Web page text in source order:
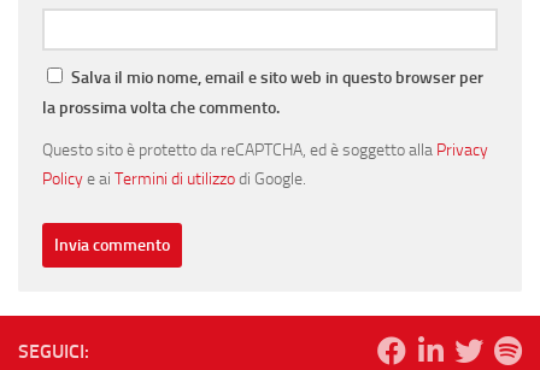
Salva il mio nome, email e sito web in questo browser per
la prossima volta che commento.
Questo sito è protetto da reCAPTCHA, ed è soggetto alla Privacy
Policye ai Termini di utilizzodi Google.
SEGUICI: